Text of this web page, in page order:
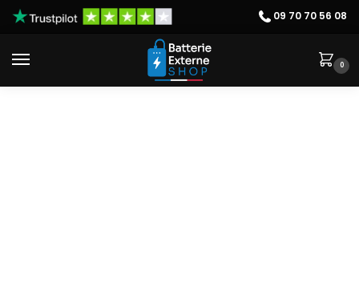
09 70 70 56 08
0